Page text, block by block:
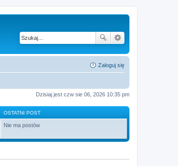
Zaloguj się
Dzisiaj jest czw sie 06, 2026 10:35 pm
OSTATNI POST
Nie ma postów